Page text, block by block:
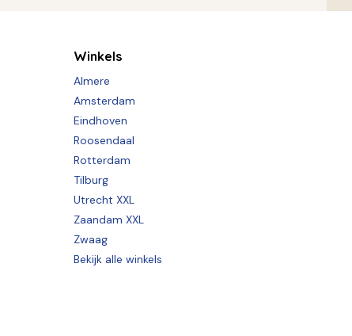
Winkels
Almere
Amsterdam
Eindhoven
Roosendaal
Rotterdam
Tilburg
Utrecht XXL
Zaandam XXL
Zwaag
Bekijk alle winkels